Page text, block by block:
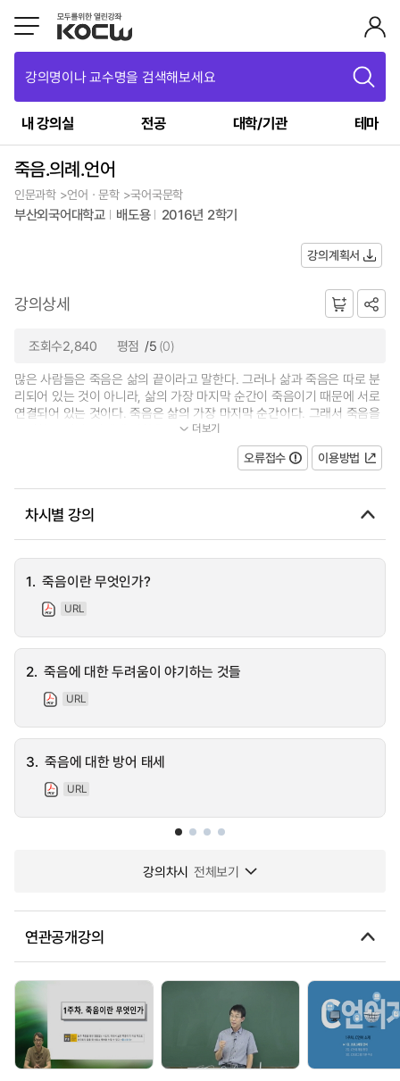
강의명이나 교수명을 검색해보세요
내 강의실 전공 대학/기관 테마
죽음․의례․언어
인문과학 >언어ㆍ문학 >국어국문학
부산외국어대학교 배도용 2016년 2학기
강의계획서
강의상세
조회수2,840 평점 /5 (0)
많은 사람들은 죽음은 삶의 끝이라고 말한다. 그러나 삶과 죽음은 따로 분
리되어 있는 것이 아니라, 삶의 가장 마지막 순간이 죽음이기 때문에 서로
연결되어 있는 것이다. 죽음은 삶의 가장 마지막 순간이다. 그래서 죽음을
더보기
오류접수 이용방법
차시별 강의
1. 죽음이란 무엇인가?
URL
2. 죽음에 대한 두려움이 야기하는 것들
URL
3. 죽음에 대한 방어 태세
URL
강의차시 전체보기
연관공개강의